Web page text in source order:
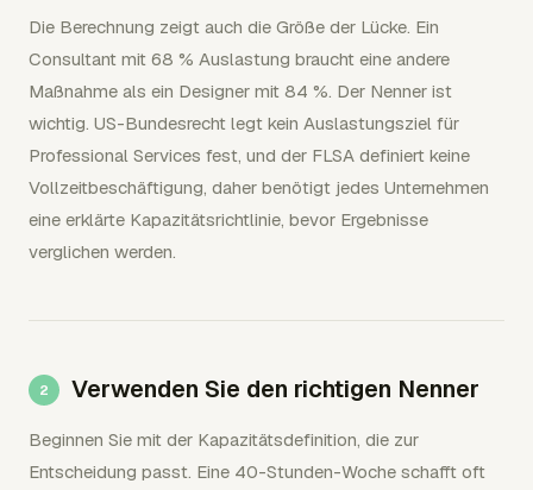
Die Berechnung zeigt auch die Größe der Lücke. Ein
Consultant mit 68 % Auslastung braucht eine andere
Maßnahme als ein Designer mit 84 %. Der Nenner ist
wichtig. US-Bundesrecht legt kein Auslastungsziel für
Professional Services fest, und der FLSA definiert keine
Vollzeitbeschäftigung, daher benötigt jedes Unternehmen
eine erklärte Kapazitätsrichtlinie, bevor Ergebnisse
verglichen werden.
Verwenden Sie den richtigen Nenner
Beginnen Sie mit der Kapazitätsdefinition, die zur
Entscheidung passt. Eine 40-Stunden-Woche schafft oft